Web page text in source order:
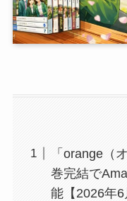
「orange（
巻完結で
能【2026年6